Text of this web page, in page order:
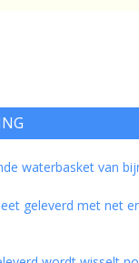
waterbasket van
geleverd met net